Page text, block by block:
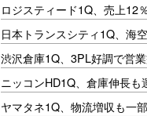
ロジスティード1Q、売上12
日本トランスシティ1Q、海
渋沢倉庫1Q、3PL好調で営
ニッコンHD1Q、倉庫伸長も
ヤマタネ1Q、物流増収も一